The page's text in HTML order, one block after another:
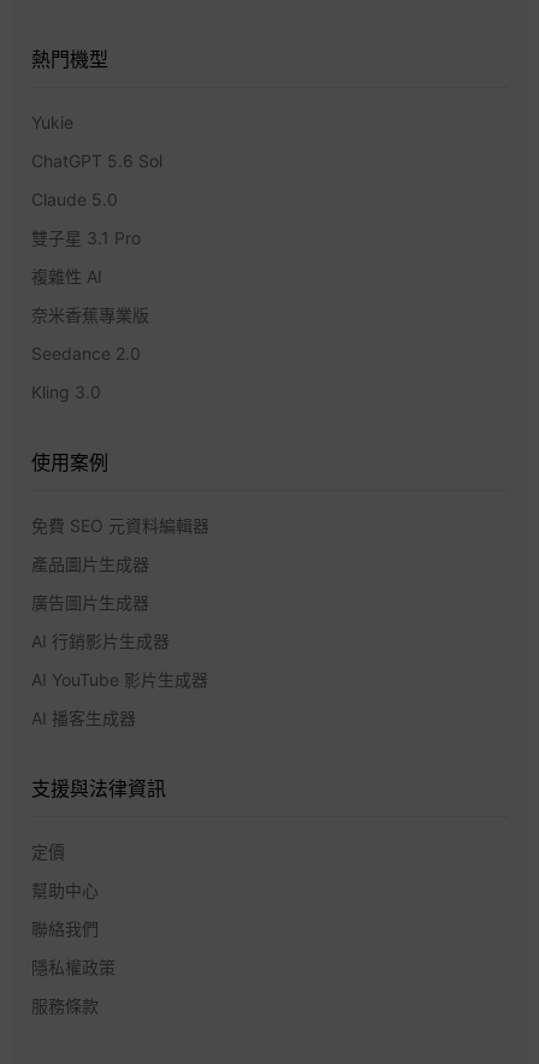
熱門機型
Yukie
ChatGPT 5.6 Sol
Claude 5.0
雙子星 3.1 Pro
複雜性 AI
奈米香蕉專業版
Seedance 2.0
Kling 3.0
使用案例
免費 SEO 元資料編輯器
產品圖片生成器
廣告圖片生成器
AI 行銷影片生成器
AI YouTube 影片生成器
AI 播客生成器
支援與法律資訊
定價
幫助中心
聯絡我們
隱私權政策
服務條款